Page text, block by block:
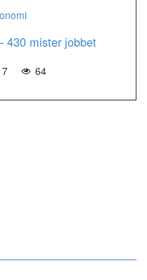
430 mister jobbet
64